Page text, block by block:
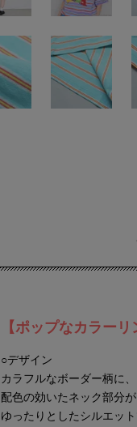
【ポップなカラー
○デザイン
カラフルなボーダー柄に
配色の効いたネック部分
ゆったりとしたシルエッ